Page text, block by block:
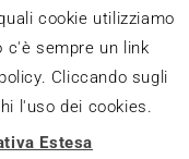
una testata
senza alcuna
considerarsi un
legge n° 62 del
cookie utilizziamo
c'è sempre un link
Cliccando sugli
l'uso dei cookies.
Estesa